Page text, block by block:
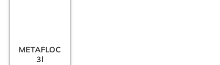
METAFLOC
3l